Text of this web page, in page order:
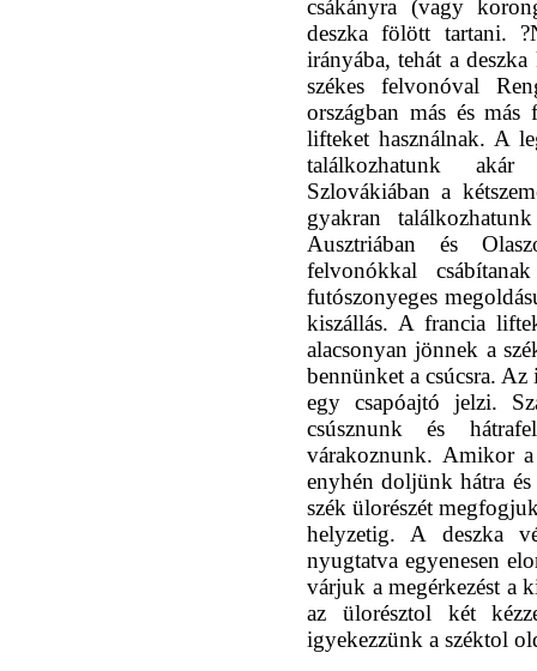
csákányra (vagy
deszka fölött tartani.
irányába, tehát a
székes felvonóval
országban más és
lifteket használnak. A
találkozhatunk
Szlovákiában a
gyakran
Ausztriában és
felvonókkal
futószonyeges
kiszállás. A francia
alacsonyan jönnek a
bennünket a csúcsra.
egy csapóajtó jelzi.
csúsznunk és
várakoznunk. Amikor
enyhén doljünk hátra
szék ülorészét
helyzetig. A deszka
nyugtatva egyenesen
várjuk a megérkezést a
az ülorésztol két
igyekezzünk a széktol